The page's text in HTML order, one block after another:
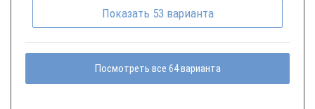
Показать 53 варианта
Посмотреть все 64 варианта